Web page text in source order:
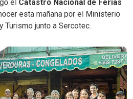
el Catastro Nacional de Ferias
esta mañana por el Ministerio
Turismo junto a Sercotec.